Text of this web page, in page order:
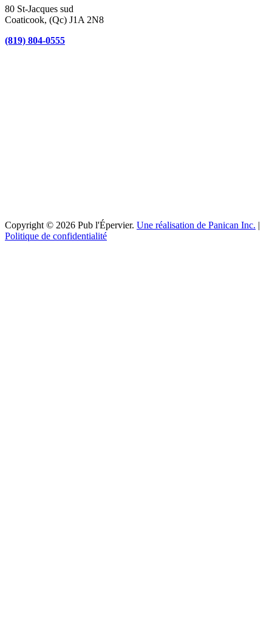
80 St-Jacques sud
Coaticook, (Qc) J1A 2N8
(819) 804-0555
Copyright © 2026 Pub l'Épervier. Une réalisation de Panican Inc. |
Politique de confidentialité